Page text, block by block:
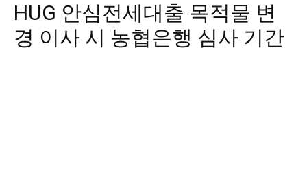
HUG 안심전세대출 목적물 변
경 이사 시 농협은행 심사 기간